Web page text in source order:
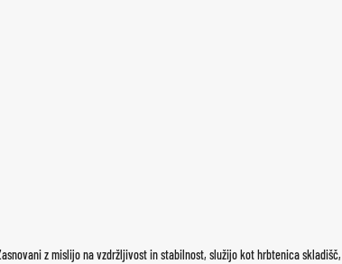
z mislijo na vzdržljivost in stabilnost, služijo kot hrbtenica